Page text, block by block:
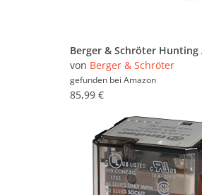
von Berger & Schröter
gefunden bei Amazon
85,99 €